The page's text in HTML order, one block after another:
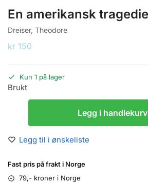
En amerikansk
Dreiser, Theodore
kr 150
Kun 1 på lager
Brukt
Legg i handlekurv
Legg til i ønskeliste
Fast pris på frakt i Norge
79,- kroner i Norge